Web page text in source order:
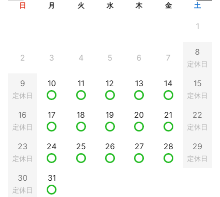
日 月 火 水 木 金 土
1
2 3 4 5 6 7
8
定休日
9
定休日
10 11 12 13 14 15
定休日
16
定休日
17 18 19 20 21 22
定休日
23
定休日
24 25 26 27 28 29
定休日
30
定休日
31